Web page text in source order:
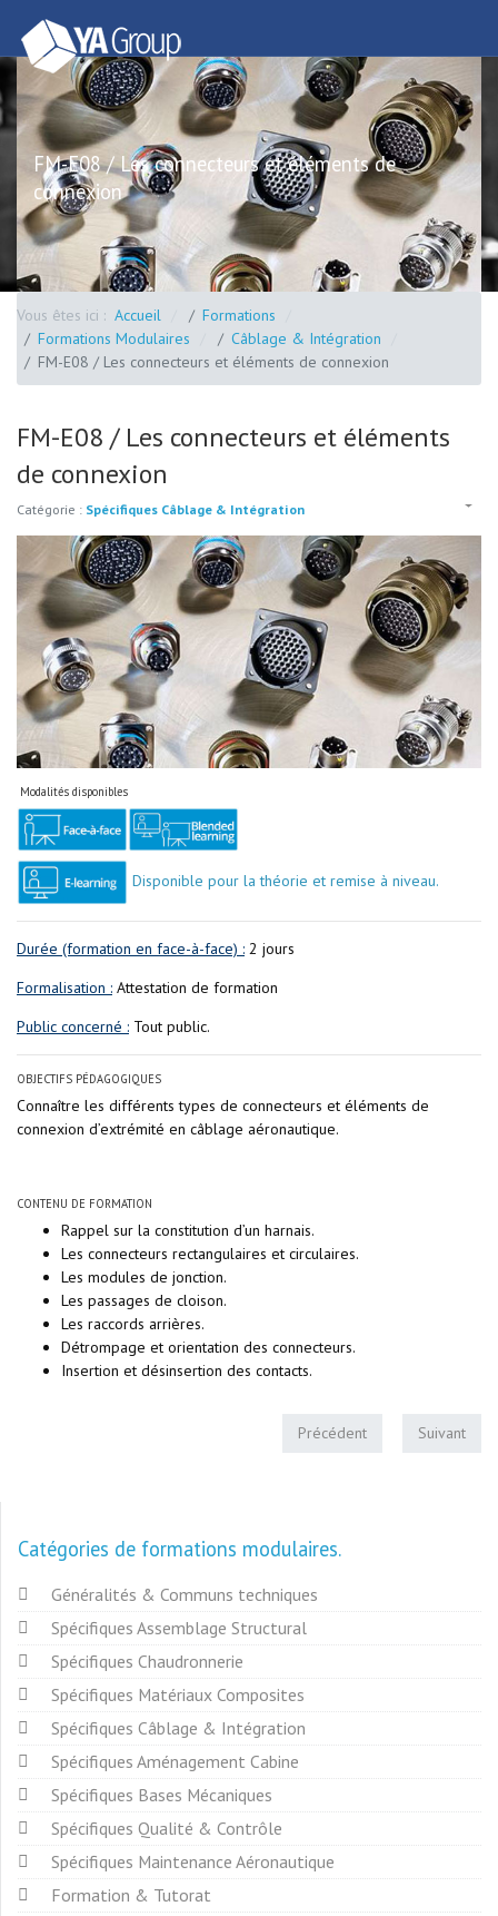
FM-E08 / Les connecteurs et éléments de
connexion
Vous êtes ici : Accueil
Formations
Formations Modulaires
Câblage & Intégration
FM-E08 / Les connecteurs et éléments de connexion
FM-E08 / Les connecteurs et éléments
de connexion
Catégorie : Spécifiques Câblage & Intégration
Modalités disponibles
Disponible pour la théorie et remise à niveau.
Durée (formation en face-à-face) : 2 jours
Formalisation : Attestation de formation
Public concerné : Tout public.
OBJECTIFS PÉDAGOGIQUES
Connaître les différents types de connecteurs et éléments de
connexion d’extrémité en câblage aéronautique.
CONTENU DE FORMATION
Rappel sur la constitution d’un harnais.
Les connecteurs rectangulaires et circulaires.
Les modules de jonction.
Les passages de cloison.
Les raccords arrières.
Détrompage et orientation des connecteurs.
Insertion et désinsertion des contacts.
Précédent Suivant
Catégories de formations modulaires
Généralités & Communs techniques
Spécifiques Assemblage Structural
Spécifiques Chaudronnerie
Spécifiques Matériaux Composites
Spécifiques Câblage & Intégration
Spécifiques Aménagement Cabine
Spécifiques Bases Mécaniques
Spécifiques Qualité & Contrôle
Spécifiques Maintenance Aéronautique
Formation & Tutorat